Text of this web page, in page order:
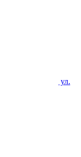
ул.